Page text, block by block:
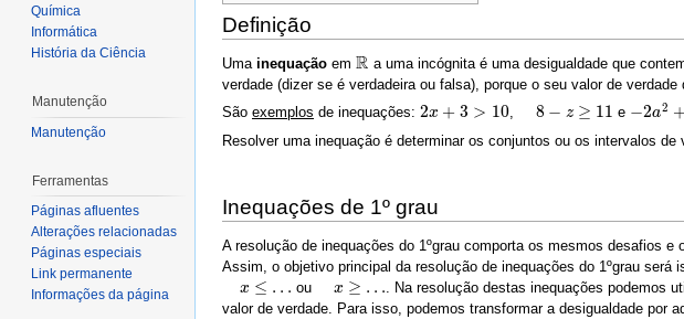
Definição
Uma inequação em R
R a uma incógnita é uma desigualdade que
verdade (dizer se é verdadeira ou falsa), porque o seu valor de
São exemplos de inequações: 2x + 3 > 10
2x+3>10 , 8 − z ≥ 11
z≥11 e −2a2 +
−2a2+ 3≤
Resolver uma inequação é determinar os conjuntos ou os intervalos
Inequações de 1º grau
A resolução de inequações do 1ºgrau comporta os mesmos desafios
Assim, o objetivo principal da resolução de inequações do 1ºgrau
x ≤ …
… ou x ≥ …
…
. Na resolução destas inequações podemos
valor de verdade. Para isso, podemos transformar a desigualdade por
Química
Informática
História da Ciência
Manutenção
Manutenção
Ferramentas
Páginas afluentes
Alterações relacionadas
Páginas especiais
Link permanente
Informações da página